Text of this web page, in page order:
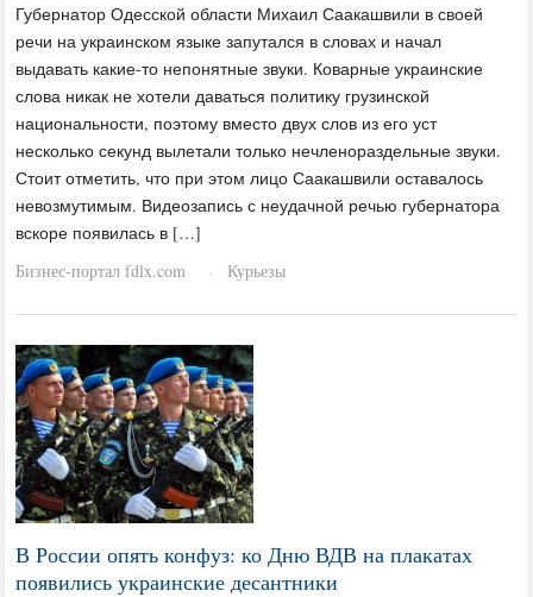
Губернатор Одесской области Михаил Саакашвили в своей
речи на украинском языке запутался в словах и начал
выдавать какие-то непонятные звуки. Коварные украинские
слова никак не хотели даваться политику грузинской
национальности, поэтому вместо двух слов из его уст
несколько секунд вылетали только нечленораздельные звуки.
Стоит отметить, что при этом лицо Саакашвили оставалось
невозмутимым. Видеозапись с неудачной речью губернатора
вскоре появилась в […]
Бизнес-портал fdlx.com
· Курьезы
В России опять конфуз: ко Дню ВДВ на плакатах
появились украинские десантники